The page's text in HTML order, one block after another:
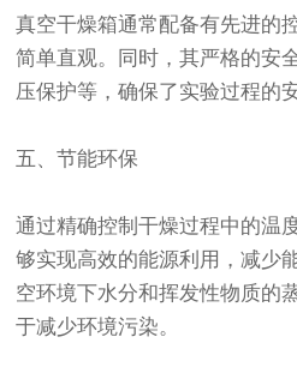
真空干燥箱通常配备有先进的
简单直观。同时，其严格的安
压保护等，确保了实验过程的
五、节能环保
通过精确控制干燥过程中的温
够实现高效的能源利用，减少
空环境下水分和挥发性物质的
于减少环境污染。